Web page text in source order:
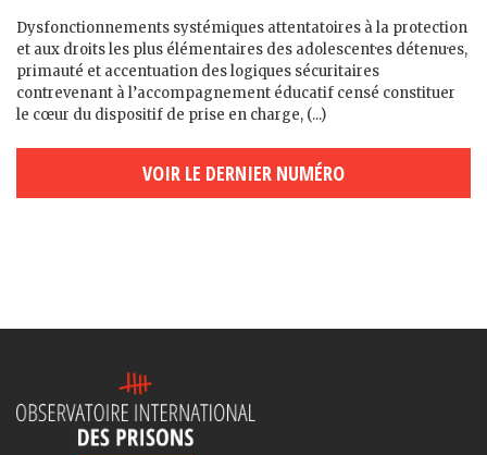
Dysfonctionnements systémiques attentatoires à la protection
et aux droits les plus élémentaires des adolescent·es détenu·es,
primauté et accentuation des logiques sécuritaires
contrevenant à l’accompagnement éducatif censé constituer
le cœur du dispositif de prise en charge, (...)
VOIR LE DERNIER NUMÉRO